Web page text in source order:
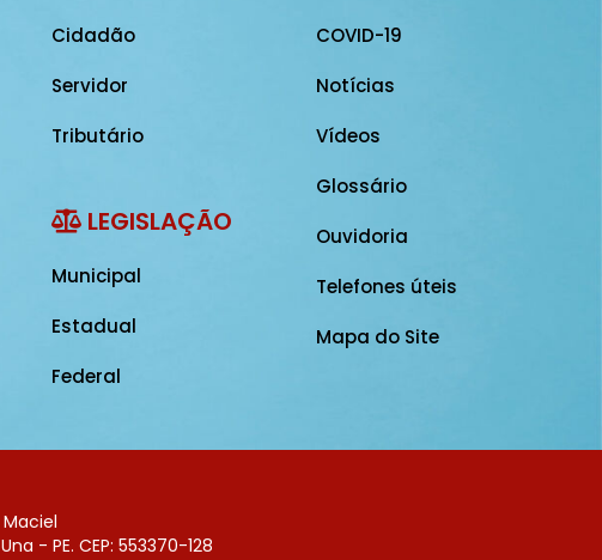
Cidadão
Servidor
Tributário
LEGISLAÇÃO
Municipal
Estadual
Federal
COVID-19
Notícias
Vídeos
Glossário
Ouvidoria
Telefones úteis
Mapa do Site
Maciel
- PE. CEP: 553370-128